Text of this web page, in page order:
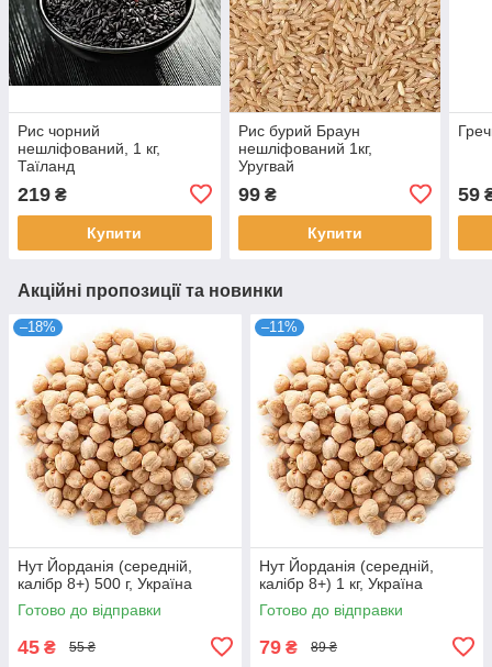
Рис чорний
нешліфований, 1 кг,
Таїланд
219 ₴
Купити
Рис бурий Браун
нешліфований 1кг,
Уругвай
99₴
Купити
59
Акційні пропозиції та новинки
–18%
Нут Йорданія (середній,
калібр 8+) 500 г, Україна
Готово до відправки
45 ₴ 55 ₴
–11%
Нут Йорданія (середній,
калібр 8+) 1 кг, Україна
Готово до відправки
79 ₴ 89 ₴